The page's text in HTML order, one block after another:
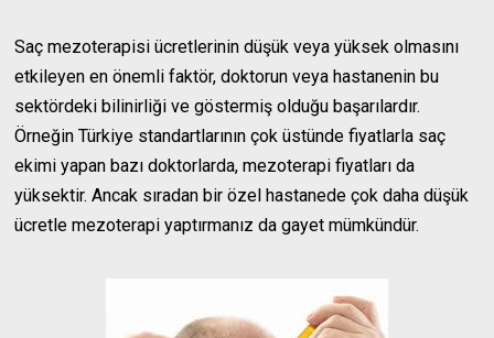
Saç mezoterapisi ücretlerinin düşük veya yüksek olmasını
etkileyen en önemli faktör, doktorun veya hastanenin bu
sektördeki bilinirliği ve göstermiş olduğu başarılardır.
Örneğin Türkiye standartlarının çok üstünde fiyatlarla saç
ekimi yapan bazı doktorlarda, mezoterapi fiyatları da
yüksektir. Ancak sıradan bir özel hastanede çok daha düşük
ücretle mezoterapi yaptırmanız da gayet mümkündür.